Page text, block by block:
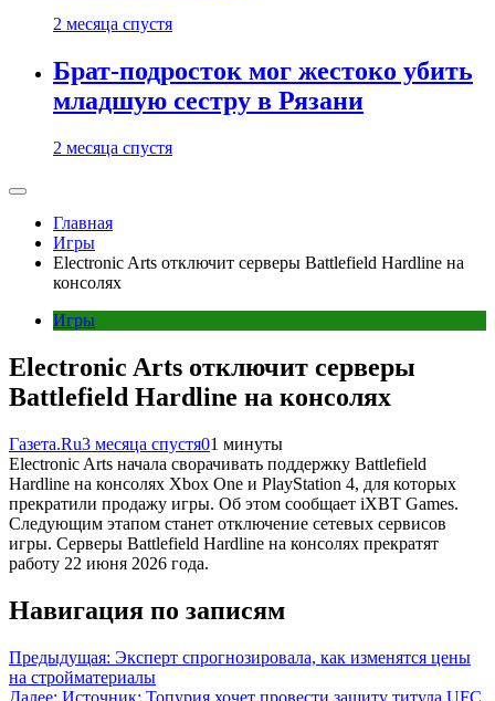
2 месяца спустя
Брат-подросток мог жестоко убить
младшую сестру в Рязани
2 месяца спустя
Главная
Игры
Electronic Arts отключит серверы Battlefield Hardline на
консолях
Игры
Electronic Arts отключит серверы
Battlefield Hardline на консолях
Газета.Ru3 месяца спустя01 минуты
Electronic Arts начала сворачивать поддержку Battlefield
Hardline на консолях Xbox One и PlayStation 4, для которых
прекратили продажу игры. Об этом сообщает iXBT Games.
Следующим этапом станет отключение сетевых сервисов
игры. Серверы Battlefield Hardline на консолях прекратят
работу 22 июня 2026 года.
Навигация по записям
Предыдущая: Эксперт спрогнозировала, как изменятся цены
на стройматериалы
Далее: Источник: Топурия хочет провести защиту титула UFC